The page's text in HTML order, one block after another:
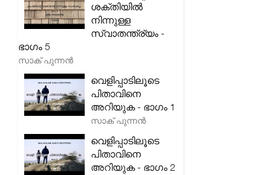
ശക്തിയിൽ
നിന്നുള്ള
സ്വാതന്ത്ര്യം -
ഭാഗം 5
സാക് പുന്നൻ
വെളിപ്പാടിലൂടെ
പിതാവിനെ
അറിയുക - ഭാഗം 1
സാക് പുന്നൻ
വെളിപ്പാടിലൂടെ
പിതാവിനെ
അറിയുക - ഭാഗം 2